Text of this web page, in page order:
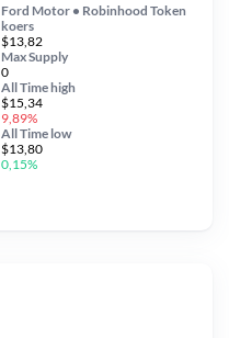
Ford Motor • Robinhood Token
koers
$13,82
Max Supply
0
All Timehigh
$15,34
9,89%
All Time low
$13,80
0,15%